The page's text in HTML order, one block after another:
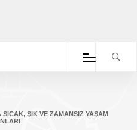
ŞIK VE ZAMANSIZ YAŞAM